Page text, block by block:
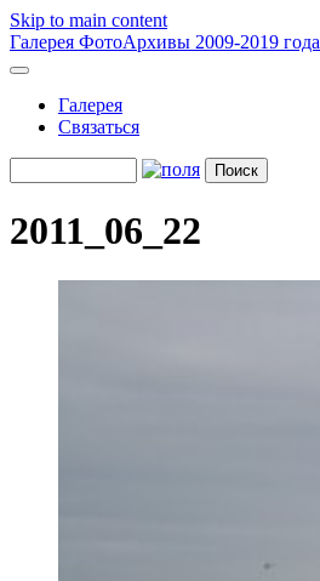
Skip to main content
Галерея ФотоАрхивы 2009-2019 года
Галерея
Связаться
2011_06_22